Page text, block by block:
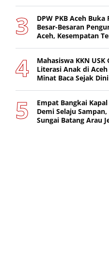
DPW PKB Aceh
Besar-Besaran
Aceh, Kesempatan
Mahasiswa KKN USK
Literasi Anak di
Minat Baca Sejak Dini
Empat Bangkai
Demi Selaju
Sungai Batang Arau